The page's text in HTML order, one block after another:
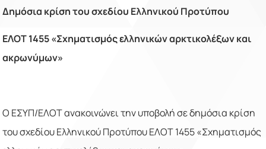
Δημόσια κρίσητου σχεδίου Ελληνικού Προτύπου
ΕΛΟΤ 1455 «Σχηματισμός ελληνικών αρκτικολέξων και
ακρωνύμων»
Ο ΕΣΥΠ/ΕΛΟΤ ανακοινώνει την υποβολή σε δημόσια κρίση
του σχεδίου Ελληνικού Προτύπου ΕΛΟΤ 1455 «Σχηματισμός